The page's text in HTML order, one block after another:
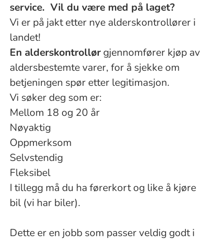
service. Vil du være med på laget?
Vi er på jakt etter nye alderskontrollører i
landet!
En alderskontrollørgjennomfører kjøp av
aldersbestemte varer, for å sjekke om
betjeningen spør etter legitimasjon.
Vi søker deg som er:
Mellom 18 og 20 år
Nøyaktig
Oppmerksom
Selvstendig
Fleksibel
I tillegg må du ha førerkort og like å kjøre
bil (vi har biler).
Dette er en jobb som passer veldig godt i